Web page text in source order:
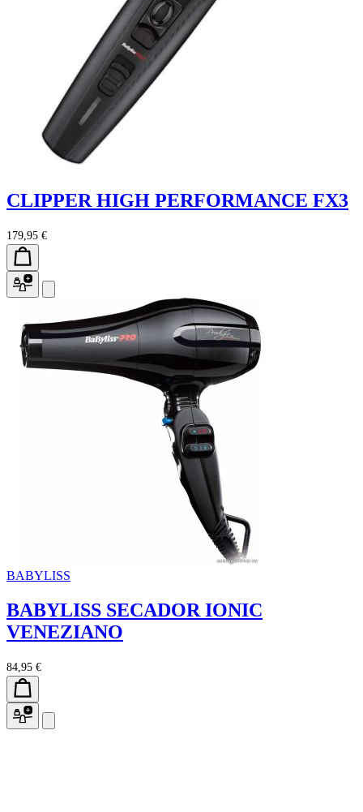
CLIPPER HIGH PERFORMANCE FX3
179,95 €
BABYLISS
BABYLISS SECADOR IONIC
VENEZIANO
84,95 €